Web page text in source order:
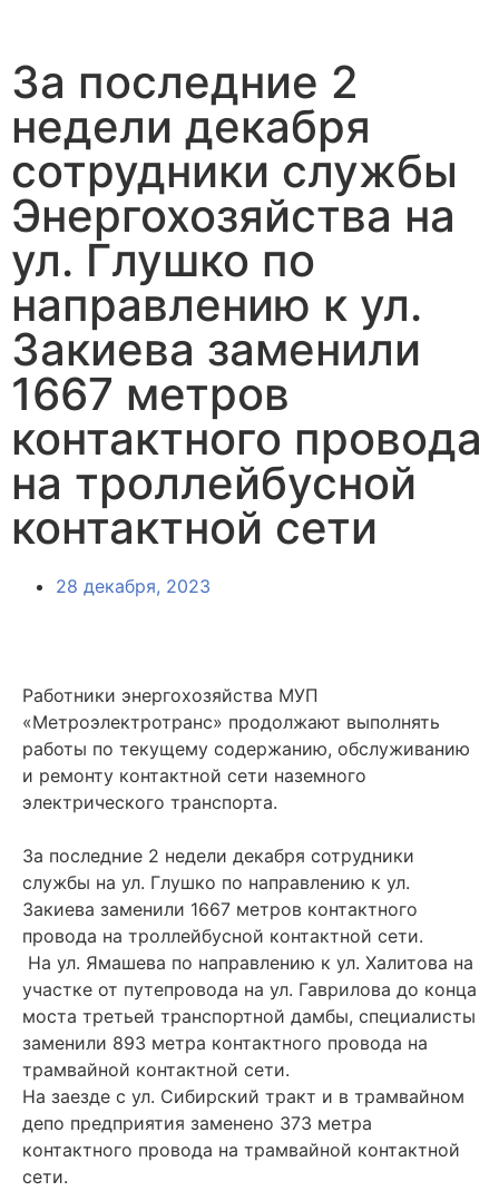
За последние 2
недели декабря
сотрудники службы
Энергохозяйства на
ул. Глушко по
направлению к ул.
Закиева заменили
1667 метров
контактного провода
на троллейбусной
контактной сети
28 декабря, 2023
Работники энергохозяйства МУП
«Метроэлектротранс» продолжают выполнять
работы по текущему содержанию, обслуживанию
и ремонту контактной сети наземного
электрического транспорта.
За последние 2 недели декабря сотрудники
службы на ул. Глушко по направлению к ул.
Закиева заменили 1667 метров контактного
провода на троллейбусной контактной сети.
На ул. Ямашева по направлению к ул. Халитова на
участке от путепровода на ул. Гаврилова до конца
моста третьей транспортной дамбы, специалисты
заменили 893 метра контактного провода на
трамвайной контактной сети.
На заезде с ул. Сибирский тракт и в трамвайном
депо предприятия заменено 373 метра
контактного провода на трамвайной контактной
сети.